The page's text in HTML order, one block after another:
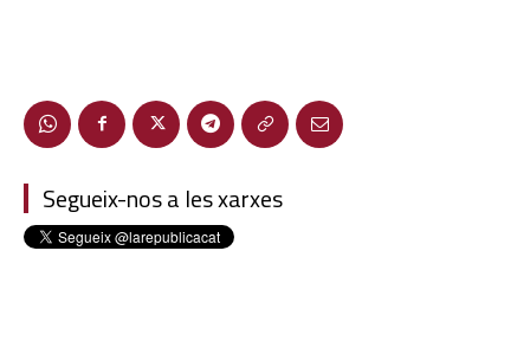
Segueix-nos a les xarxes